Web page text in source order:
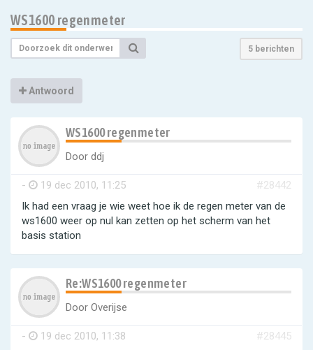
WS1600 regenmeter
5 berichten
Antwoord
WS1600 regenmeter
Door ddj
- 19 dec 2010, 11:25
#28442
Ik had een vraag je wie weet hoe ik de regen meter van de
ws1600 weer op nul kan zetten op het scherm van het
basis station
Re:WS1600 regenmeter
Door Overijse
- 19 dec 2010, 11:38
#28445